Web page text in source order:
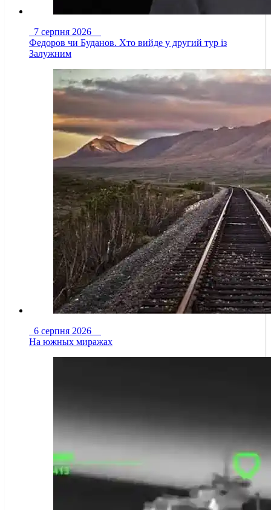
7 серпня 2026
Федоров чи Буданов. Хто вийде у другий тур із
Залужним
6 серпня 2026
На южных миражах